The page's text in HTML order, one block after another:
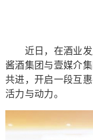
近日，在酒业发
酱酒集团与壹媒介
共进，开启一段互
活力与动力。